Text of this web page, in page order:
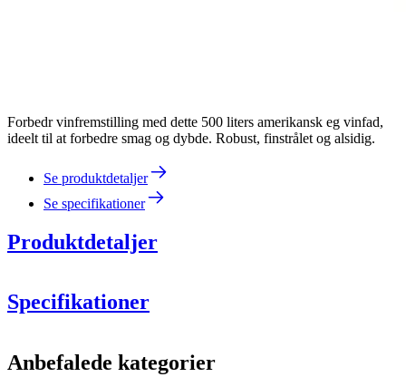
Forbedr vinfremstilling med dette 500 liters amerikansk eg vinfad,
ideelt til at forbedre smag og dybde. Robust, finstrålet og alsidig.
Se produktdetaljer
Se specifikationer
Produktdetaljer
Specifikationer
ProduktnummerMFA500MG27-H
Anbefalede kategorier